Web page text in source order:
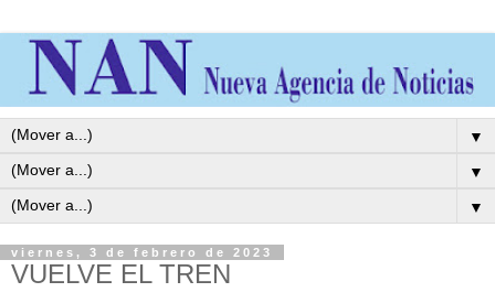
▼
▼
▼
viernes, 3 de febrero de 2023
VUELVE EL TREN